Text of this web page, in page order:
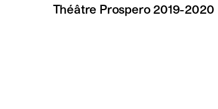
Théâtre Prospero 2019-2020